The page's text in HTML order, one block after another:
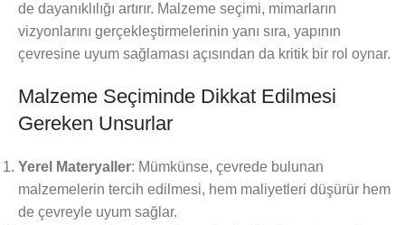
de dayanıklılığı artırır. Malzeme seçimi, mimarların
vizyonlarını gerçekleştirmelerinin yanı sıra, yapının
çevresine uyum sağlaması açısından da kritik bir rol oynar.
Malzeme Seçiminde Dikkat Edilmesi
Gereken Unsurlar
Yerel Materyaller: Mümkünse, çevrede bulunan
malzemelerin tercih edilmesi, hem maliyetleri düşürür hem
de çevreyle uyum sağlar.